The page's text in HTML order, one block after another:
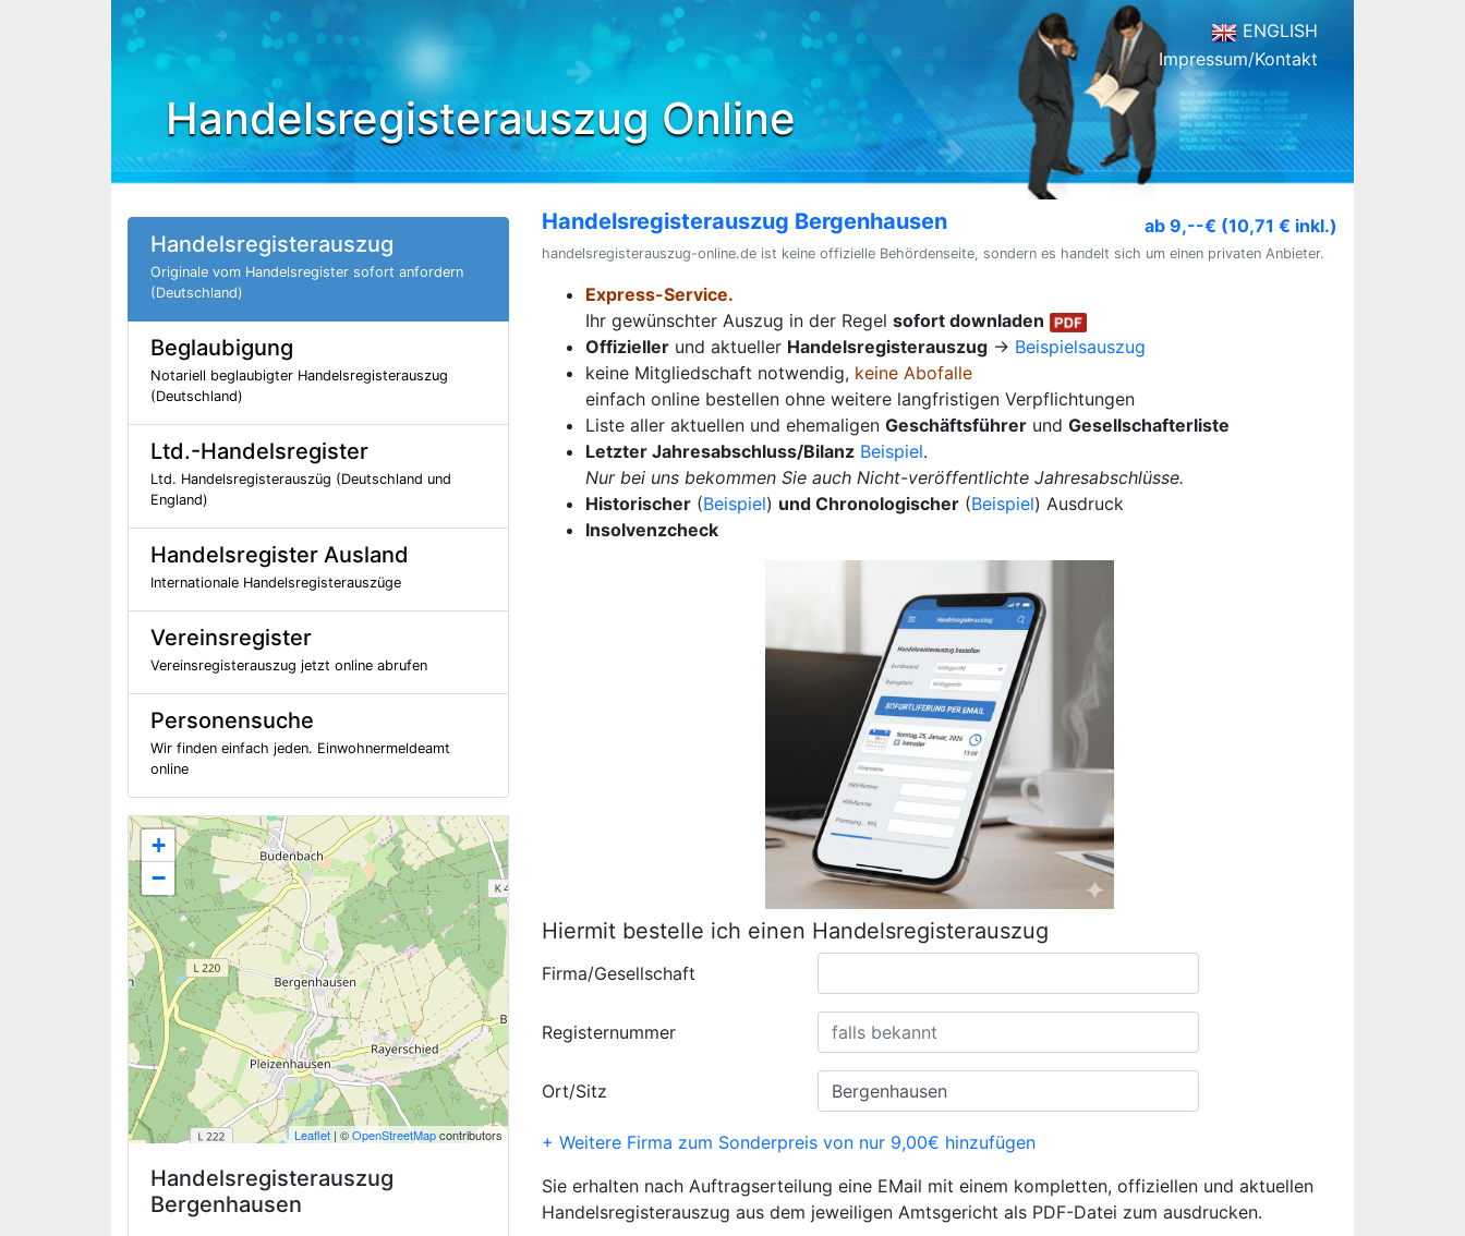
Handelsregisterauszug Online
ENGLISH
Impressum/Kontakt
Handelsregisterauszug
Originale vom Handelsregister sofort anfordern
(Deutschland)
Beglaubigung
Notariell beglaubigter Handelsregisterauszug
(Deutschland)
Ltd.-Handelsregister
Ltd. Handelsregisterauszüg (Deutschland und
England)
Handelsregister Ausland
Internationale Handelsregisterauszüge
Vereinsregister
Vereinsregisterauszug jetzt online abrufen
Personensuche
Wir finden einfach jeden. Einwohnermeldeamt
online
+
−
Leaflet | ©OpenStreetMapcontributors
Handelsregisterauszug
Bergenhausen
Handelsregisterauszug Bergenhausen ab 9,--€ (10,71 € inkl.)
handelsregisterauszug-online.de ist keine offizielle Behördenseite, sondern es handelt sich um einen privaten Anbieter.
Express-Service.
Ihr gewünschter Auszug in der Regel sofort downladen
Offizieller und aktueller Handelsregisterauszug → Beispielsauszug
keine Mitgliedschaft notwendig, keine Abofalle
einfach online bestellen ohne weitere langfristigen Verpflichtungen
Liste aller aktuellen und ehemaligen Geschäftsführer und Gesellschafterliste
Letzter Jahresabschluss/Bilanz Beispiel.
Nur bei uns bekommen Sie auch Nicht-veröffentlichte Jahresabschlüsse.
Historischer (Beispiel) und Chronologischer (Beispiel) Ausdruck
Insolvenzcheck
Hiermit bestelle ich einen Handelsregisterauszug
Firma/Gesellschaft
Registernummer
Ort/Sitz
+ Weitere Firma zum Sonderpreis von nur 9,00€ hinzufügen
Sie erhalten nach Auftragserteilung eine EMail mit einem kompletten, offiziellen und aktuellen
Handelsregisterauszug aus dem jeweiligen Amtsgericht als PDF-Datei zum ausdrucken.